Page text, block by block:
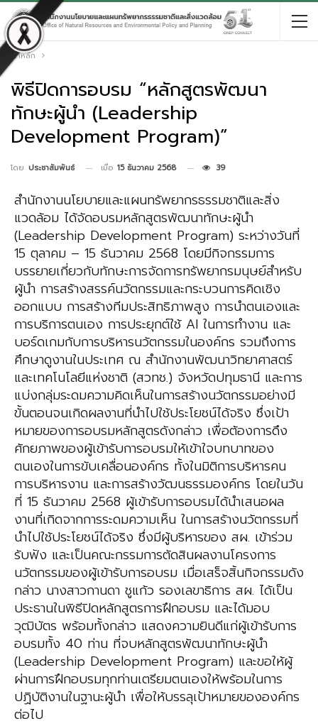
หน้าหลัก
พิธีปิดการอบรม “หลักสูตรพัฒนา
ทักษะผู้นำ (Leadership
Development Program)”
โดย ประชาสัมพันธ์ เมื่อ 15 ธันวาคม 2568 39
สำนักงานนโยบายและแผนทรัพยากรธรรมชาติและสิ่ง
แวดล้อม ได้จัดอบรมหลักสูตรพัฒนาทักษะผู้นำ
(Leadership Development Program) ระหว่างวันที่
15 ตุลาคม – 15 ธันวาคม 2568 โดยมีกิจกรรมการ
บรรยายเกี่ยวกับทักษะการจัดการทรัพยากรมนุษย์สำหรับ
ผู้นำ การสร้างสรรค์นวัตกรรมและกระบวนการคิดเชิง
ออกแบบ การสร้างทีมประสิทธิภาพสูง การนำตนเองและ
การบริการตนเอง การประยุกต์ใช้ AI ในการทำงาน และ
บอร์ดเกมกับการบริหารนวัตกรรมในองค์กร รวมถึงการ
ศึกษาดูงานในประเทศ ณ สำนักงานพัฒนาวิทยาศาสตร์
และเทคโนโลยีแห่งชาติ (สวทช.) จังหวัดปทุมธานี และการ
แบ่งกลุ่มระดมความคิดเห็นในการสร้างนวัตกรรมอย่างมี
ขั้นตอนจนเกิดผลงานที่นำไปใช้ประโยชน์ได้จริง ซึ่งเป้า
หมายของการอบรมหลักสูตรดังกล่าว เพื่อต้องการดึง
ศักยภาพของผู้เข้ารับการอบรมให้เข้าใจบทบาทของ
ตนเองในการขับเคลื่อนองค์กร ทั้งในมิติการบริหารคน
การบริหารงาน และการสร้างวัฒนธรรมองค์กร โดยในวัน
ที่ 15 ธันวาคม 2568 ผู้เข้ารับการอบรมได้นำเสนอผล
งานที่เกิดจากการระดมความเห็น ในการสร้างนวัตกรรมที่
นำไปใช้ประโยชน์ได้จริง ซึ่งมีผู้บริหารของ สผ. เข้าร่วม
รับฟัง และเป็นคณะกรรมการตัดสินผลงานโครงการ
นวัตกรรมของผู้เข้ารับการอบรม เมื่อเสร็จสิ้นกิจกรรมดัง
กล่าว นางสาวกานดา ชูแก้ว รองเลขาธิการ สผ. ได้เป็น
ประธานในพิธีปิดหลักสูตรการฝึกอบรม และได้มอบ
วุฒิบัตร พร้อมทั้งกล่าว แสดงความยินดีแก่ผู้เข้ารับการ
อบรมทั้ง 40 ท่าน ที่จบหลักสูตรพัฒนาทักษะผู้นำ
(Leadership Development Program) และขอให้ผู้
ผ่านการฝึกอบรมทุกท่านเตรียมตนเองให้พร้อมในการ
ปฏิบัติงานในฐานะผู้นำ เพื่อให้บรรลุเป้าหมายขององค์กร
ต่อไป